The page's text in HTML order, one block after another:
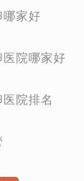
哪家好
医院哪家好
院排名